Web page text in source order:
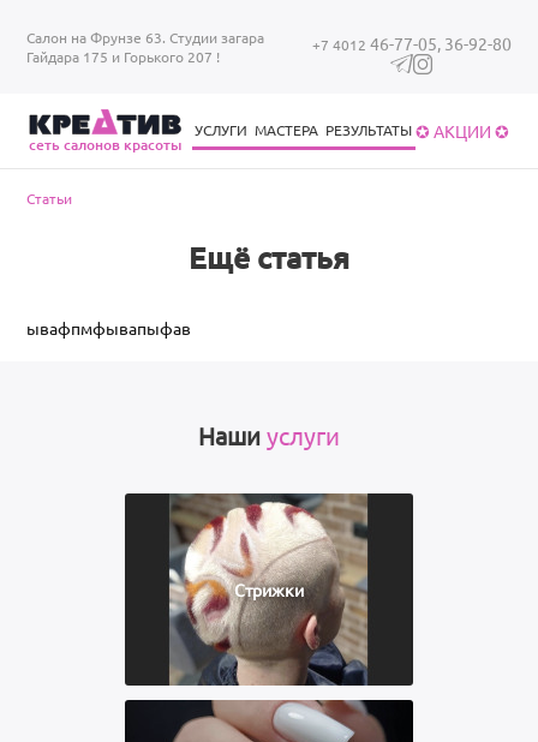
Салон на Фрунзе 63. Студии загара
Гайдара 175 и Горького 207 !
+7 4012 46-77-05, 36-92-80
cеть салонов красоты
УСЛУГИ МАСТЕРА РЕЗУЛЬТАТЫ✪ АКЦИИ ✪
Вы здесь
Статьи
Ещё статья
ывафпмфывапыфав
Наши услуги
Стрижки